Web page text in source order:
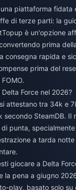
piattaforma fidata
di terze parti: la
è un'opzione
prima
consegna rapida e
prima del
Force nel 2026?
attestano tra 34k e
secondo SteamDB. Il
punta,
a tarda notte
giocare a Delta
la pena a giugno
play, basato solo su